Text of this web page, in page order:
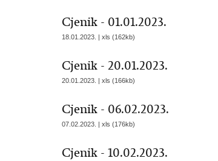
Cjenik - 01.01.2023.
18.01.2023. | xls (162kb)
Cjenik - 20.01.2023.
20.01.2023. | xls (166kb)
Cjenik - 06.02.2023.
07.02.2023. | xls (176kb)
Cjenik - 10.02.2023.